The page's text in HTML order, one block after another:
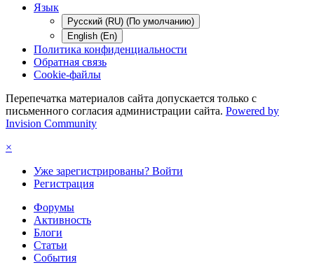
Язык
Русский (RU) (По умолчанию)
English (En)
Политика конфиденциальности
Обратная связь
Cookie-файлы
Перепечатка материалов сайта допускается только с
письменного согласия администрации сайта. Powered by
Invision Community
×
Уже зарегистрированы? Войти
Регистрация
Форумы
Активность
Блоги
Статьи
События